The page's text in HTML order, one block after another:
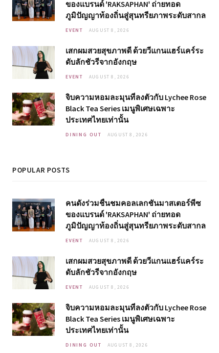
ของแบรนด์ 'RAKSAPHAN' ถ่ายทอด
ภูมิปัญญาท้องถิ่นสู่สุนทรียภาพระดับสากล
EVENT AUGUST 8, 2026
เสกผมสวยสุขภาพดี ด้วยวีแกนแฮร์แคร์ระ
ดับลักชัวรีจากอังกฤษ
EVENT AUGUST 8, 2026
จิบความหอมละมุนที่ลงตัวกับ Lychee Rose
Black Tea Series เมนูพิเศษเฉพาะ
ประเทศไทยเท่านั้น
DINING OUT AUGUST 8, 2026
POPULAR POSTS
คนดังร่วมชื่นชมคอลเลกชันมาสเตอร์พีซ
ของแบรนด์ 'RAKSAPHAN' ถ่ายทอด
ภูมิปัญญาท้องถิ่นสู่สุนทรียภาพระดับสากล
EVENT AUGUST 8, 2026
เสกผมสวยสุขภาพดี ด้วยวีแกนแฮร์แคร์ระ
ดับลักชัวรีจากอังกฤษ
EVENT AUGUST 8, 2026
จิบความหอมละมุนที่ลงตัวกับ Lychee Rose
Black Tea Series เมนูพิเศษเฉพาะ
ประเทศไทยเท่านั้น
DINING OUT AUGUST 8, 2026